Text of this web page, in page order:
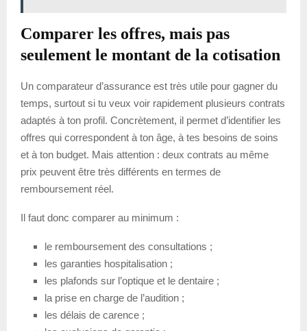
Comparer les offres, mais pas
seulement le montant de la cotisation
Un comparateur d’assurance est très utile pour gagner du
temps, surtout si tu veux voir rapidement plusieurs contrats
adaptés à ton profil. Concrètement, il permet d’identifier les
offres qui correspondent à ton âge, à tes besoins de soins
et à ton budget. Mais attention : deux contrats au même
prix peuvent être très différents en termes de
remboursement réel.
Il faut donc comparer au minimum :
le remboursement des consultations ;
les garanties hospitalisation ;
les plafonds sur l’optique et le dentaire ;
la prise en charge de l’audition ;
les délais de carence ;